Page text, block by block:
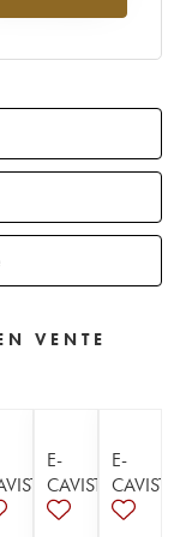
VENTE
E-
CAVISTE
E-